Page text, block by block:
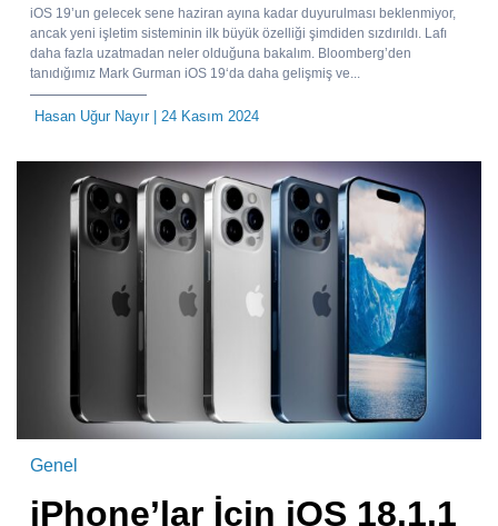
iOS 19’un gelecek sene haziran ayına kadar duyurulması beklenmiyor,
ancak yeni işletim sisteminin ilk büyük özelliği şimdiden sızdırıldı. Lafı
daha fazla uzatmadan neler olduğuna bakalım. Bloomberg’den
tanıdığımız Mark Gurman iOS 19‘da daha gelişmiş ve...
Hasan Uğur Nayır| 24 Kasım 2024
Genel
iPhone’lar İçin iOS 18.1.1